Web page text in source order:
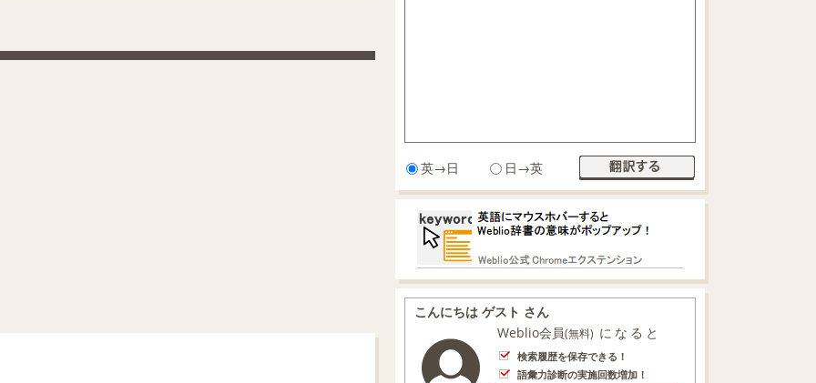
英→日 日→英
こんにちは ゲスト さん
Weblio会員(無料) になると
検索履歴を保存できる！
語彙力診断の実施回数増加！